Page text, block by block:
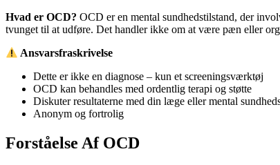
Hvad er OCD? OCD er en mental sundhedstilstand, der
tvunget til at udføre. Det handler ikke om at være pæn eller
Ansvarsfraskrivelse
Dette er ikke en diagnose – kun et screeningsværktøj
OCD kan behandles med ordentlig terapi og støtte
Diskuter resultaterne med din læge eller mental
Anonym og fortrolig
Forståelse Af OCD